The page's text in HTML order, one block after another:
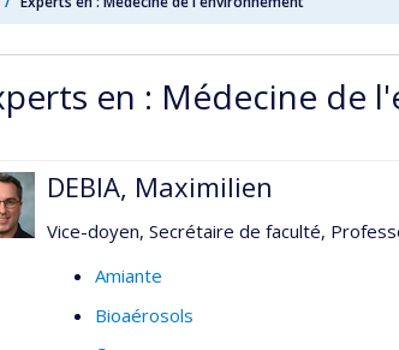
en : Médecine de
DEBIA, Maximilien
Vice-doyen, Secrétaire de faculté,
Amiante
Bioaérosols